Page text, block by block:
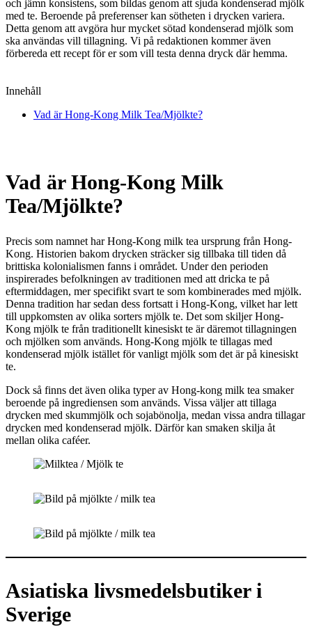
och jämn konsistens, som bildas genom att sjuda kondenserad mjölk
med te. Beroende på preferenser kan sötheten i drycken variera.
Detta genom att avgöra hur mycket sötad kondenserad mjölk som
ska användas vill tillagning. Vi på redaktionen kommer även
förbereda ett recept för er som vill testa denna dryck där hemma.
Innehåll
Vad är Hong-Kong Milk Tea/Mjölkte?
Vad är Hong-Kong Milk
Tea/Mjölkte?
Precis som namnet har Hong-Kong milk tea ursprung från Hong-
Kong. Historien bakom drycken sträcker sig tillbaka till tiden då
brittiska kolonialismen fanns i området. Under den perioden
inspirerades befolkningen av traditionen med att dricka te på
eftermiddagen, mer specifikt svart te som kombinerades med mjölk.
Denna tradition har sedan dess fortsatt i Hong-Kong, vilket har lett
till uppkomsten av olika sorters mjölk te. Det som skiljer Hong-
Kong mjölk te från traditionellt kinesiskt te är däremot tillagningen
och mjölken som används. Hong-Kong mjölk te tillagas med
kondenserad mjölk istället för vanligt mjölk som det är på kinesiskt
te.
Dock så finns det även olika typer av Hong-kong milk tea smaker
beroende på ingrediensen som används. Vissa väljer att tillaga
drycken med skummjölk och sojabönolja, medan vissa andra tillagar
drycken med kondenserad mjölk. Därför kan smaken skilja åt
mellan olika caféer.
Asiatiska livsmedelsbutiker i
Sverige